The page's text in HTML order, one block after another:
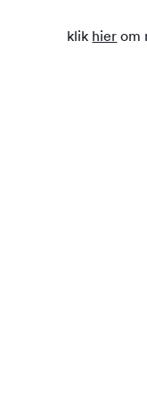
klik hier om